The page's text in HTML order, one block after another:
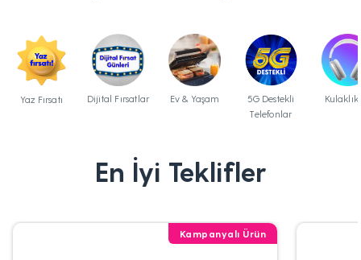
Yaz Fırsatı Dijital Fırsatlar Ev & Yaşam
5G Destekli
Telefonlar
En İyi Teklifler
Kampanyalı Ürün